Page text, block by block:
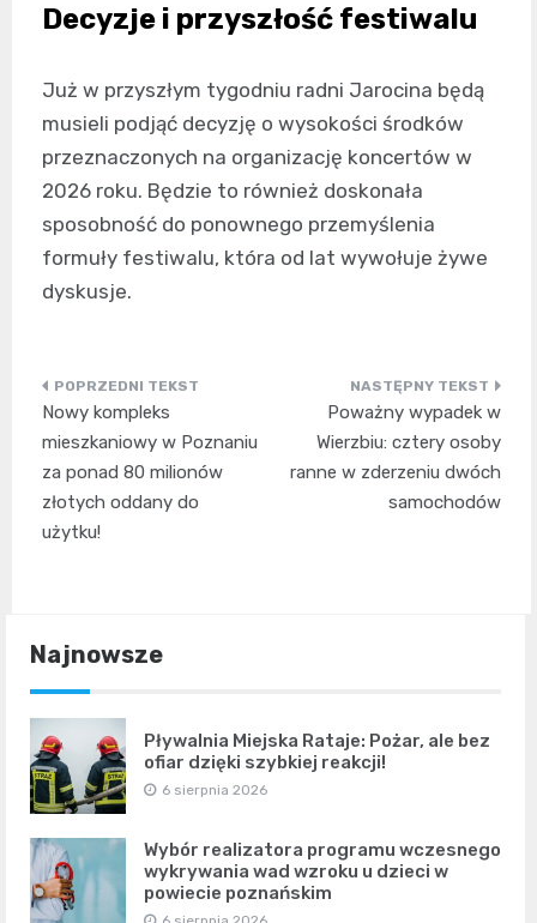
Decyzje i przyszłość festiwalu
Już w przyszłym tygodniu radni Jarocina będą
musieli podjąć decyzję o wysokości środków
przeznaczonych na organizację koncertów w
2026 roku. Będzie to również doskonała
sposobność do ponownego przemyślenia
formuły festiwalu, która od lat wywołuje żywe
dyskusje.
Nawigacja
wpisu
Nowy kompleks
mieszkaniowy w Poznaniu
za ponad 80 milionów
złotych oddany do
użytku!
Poważny wypadek w
Wierzbiu: cztery osoby
ranne w zderzeniu dwóch
samochodów
Najnowsze
Pływalnia Miejska Rataje: Pożar, ale bez
ofiar dzięki szybkiej reakcji!
6 sierpnia 2026
Wybór realizatora programu wczesnego
wykrywania wad wzroku u dzieci w
powiecie poznańskim